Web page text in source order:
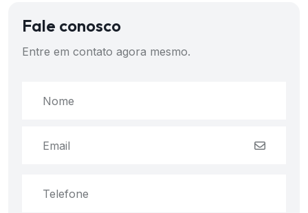
Fale conosco
Entre em contato agora mesmo.